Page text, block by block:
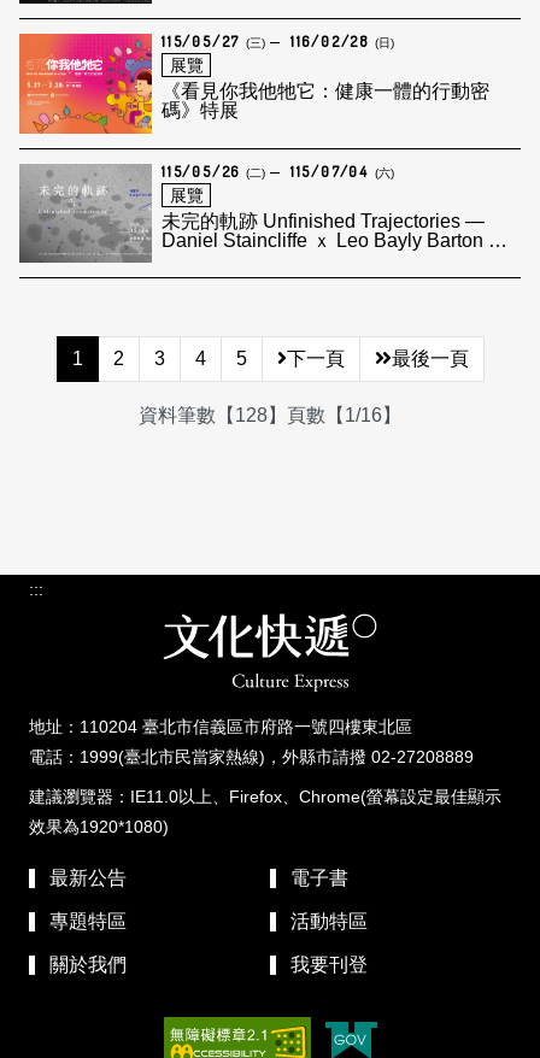
115/05/27 (三) 116/02/28 (日)
展覽
《看見你我他牠它：健康一體的行動密
碼》特展
115/05/26 (二) 115/07/04 (六)
展覽
未完的軌跡 Unfinished Trajectories —
Daniel Staincliffe ｘ Leo Bayly Barton 雙
1 2 3 4 5 下一頁 最後一頁
資料筆數【128】頁數【1/16】
:::
地址：110204 臺北市信義區市府路一號四樓東北區
電話：1999(臺北市民當家熱線)，外縣市請撥 02-27208889
建議瀏覽器：IE11.0以上、Firefox、Chrome(螢幕設定最佳顯示
效果為1920*1080)
最新公告 電子書
專題特區 活動特區
關於我們 我要刊登